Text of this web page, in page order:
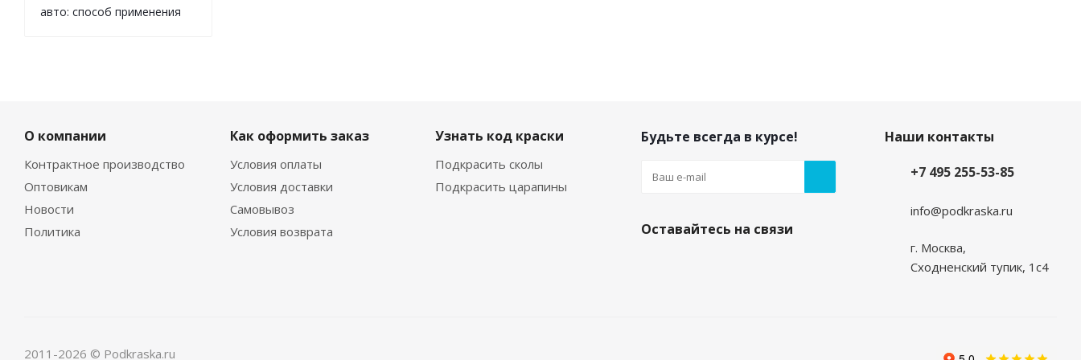
авто: способ применения
О компании
Контрактное производство
Оптовикам
Новости
Политика
Как оформить заказ
Условия оплаты
Условия доставки
Самовывоз
Условия возврата
Узнать код краски
Подкрасить сколы
Подкрасить царапины
Будьте всегда в курсе!
Оставайтесь на связи
Наши контакты
+7 495 255-53-85
info@podkraska.ru
г. Москва,
Сходненский тупик, 1с4
2011-2026 © Podkraska.ru